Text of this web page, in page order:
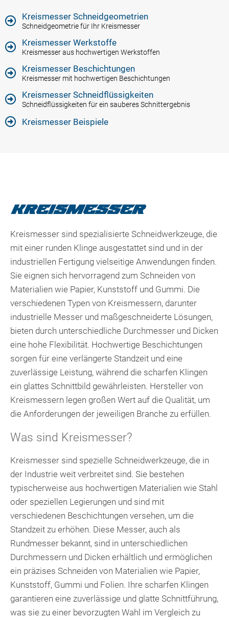
Kreismesser Schneidgeometrien
Schneidgeometrie für Ihr Kreismesser
Kreismesser Werkstoffe
Kreismesser aus hochwertigen Werkstoffen
Kreismesser Beschichtungen
Kreismesser mit hochwertigen Beschichtungen
Kreismesser Schneidflüssigkeiten
Schneidflüssigkeiten für ein sauberes Schnittergebnis
Kreismesser Beispiele
KREISMESSER
Kreismesser sind spezialisierte Schneidwerkzeuge, die
mit einer runden Klinge ausgestattet sind und in der
industriellen Fertigung vielseitige Anwendungen finden.
Sie eignen sich hervorragend zum Schneiden von
Materialien wie Papier, Kunststoff und Gummi. Die
verschiedenen Typen von Kreismessern, darunter
industrielle Messer und maßgeschneiderte Lösungen,
bieten durch unterschiedliche Durchmesser und Dicken
eine hohe Flexibilität. Hochwertige Beschichtungen
sorgen für eine verlängerte Standzeit und eine
zuverlässige Leistung, während die scharfen Klingen
ein glattes Schnittbild gewährleisten. Hersteller von
Kreismessern legen großen Wert auf die Qualität, um
die Anforderungen der jeweiligen Branche zu erfüllen.
Was sind Kreismesser?
Kreismesser sind spezielle Schneidwerkzeuge, die in
der Industrie weit verbreitet sind. Sie bestehen
typischerweise aus hochwertigen Materialien wie Stahl
oder speziellen Legierungen und sind mit
verschiedenen Beschichtungen versehen, um die
Standzeit zu erhöhen. Diese Messer, auch als
Rundmesser bekannt, sind in unterschiedlichen
Durchmessern und Dicken erhältlich und ermöglichen
ein präzises Schneiden von Materialien wie Papier,
Kunststoff, Gummi und Folien. Ihre scharfen Klingen
garantieren eine zuverlässige und glatte Schnittführung,
was sie zu einer bevorzugten Wahl im Vergleich zu